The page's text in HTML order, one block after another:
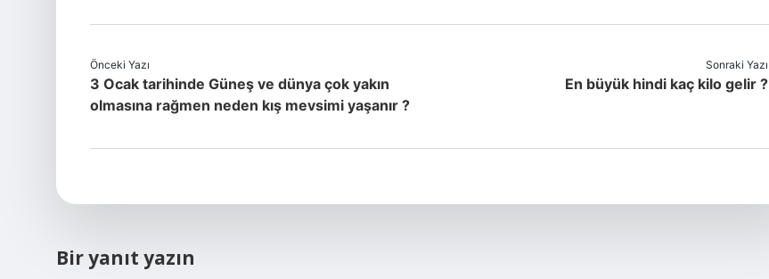
Önceki Yazı
3 Ocak tarihinde Güneş ve dünya çok yakın
olmasına rağmen neden kış mevsimi yaşanır ?
Sonraki Yazı
En büyük hindi kaç kilo gelir ?
Bir yanıt yazın